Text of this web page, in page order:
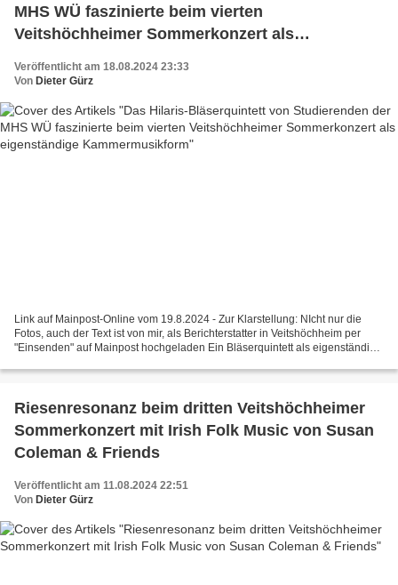
MHS WÜ faszinierte beim vierten
Veitshöchheimer Sommerkonzert als
Veröffentlicht am 18.08.2024 23:33
Von Dieter Gürz
Link auf Mainpost-Online vom 19.8.2024 - Zur Klarstellung: NIcht nur die
Fotos, auch der Text ist von mir, als Berichterstatter in Veitshöchheim per
"Einsenden" auf Mainpost hochgeladen Ein Bläserquintett als eigenständige
Riesenresonanz beim dritten Veitshöchheimer
Sommerkonzert mit Irish Folk Music von Susan
Coleman & Friends
Veröffentlicht am 11.08.2024 22:51
Von Dieter Gürz